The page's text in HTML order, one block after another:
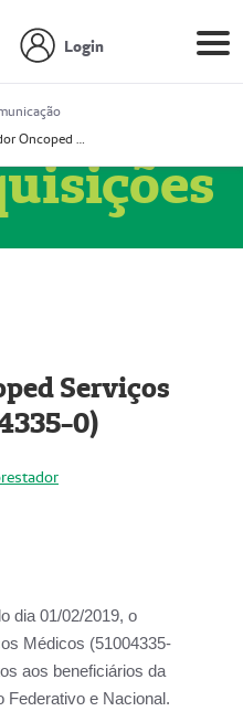
Login
Prestador Oncoped Serviços Médicos (51004335-0)
Serviços
0)
dia 01/02/2019, o
Médicos (51004335-
aos beneficiários da
Federativo e Nacional.